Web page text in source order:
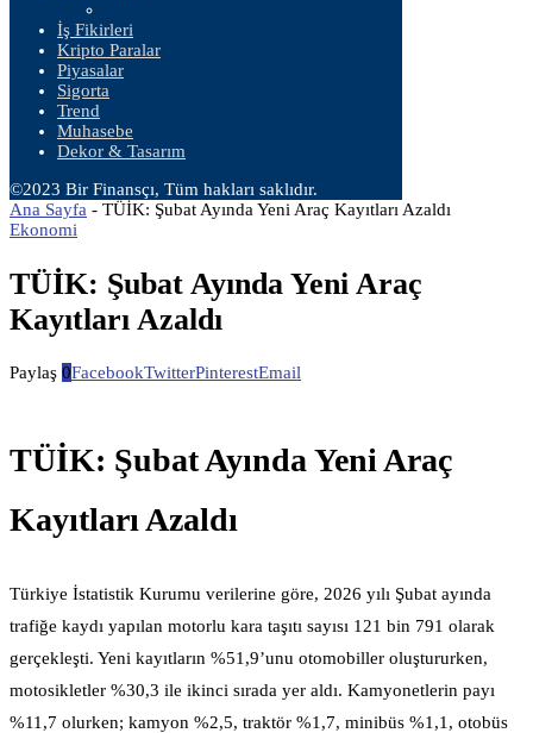
İş Fikirleri
Kripto Paralar
Piyasalar
Sigorta
Trend
Muhasebe
Dekor & Tasarım
©2023 Bir Finansçı, Tüm hakları saklıdır.
Ana Sayfa - TÜİK: Şubat Ayında Yeni Araç Kayıtları Azaldı
Ekonomi
TÜİK: Şubat Ayında Yeni Araç
Kayıtları Azaldı
Paylaş 0FacebookTwitterPinterestEmail
TÜİK: Şubat Ayında Yeni Araç
Kayıtları Azaldı
Türkiye İstatistik Kurumu verilerine göre, 2026 yılı Şubat ayında
trafiğe kaydı yapılan motorlu kara taşıtı sayısı 121 bin 791 olarak
gerçekleşti. Yeni kayıtların %51,9’unu otomobiller oluştururken,
motosikletler %30,3 ile ikinci sırada yer aldı. Kamyonetlerin payı
%11,7 olurken; kamyon %2,5, traktör %1,7, minibüs %1,1, otobüs